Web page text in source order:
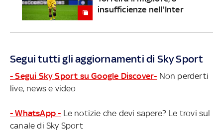
insufficienze nell'Inter
Segui tutti gli aggiornamenti di Sky Sport
- Segui Sky Sport su Google Discover- Non perderti
live, news e video
- WhatsApp - Le notizie che devi sapere? Le trovi sul
canale di Sky Sport